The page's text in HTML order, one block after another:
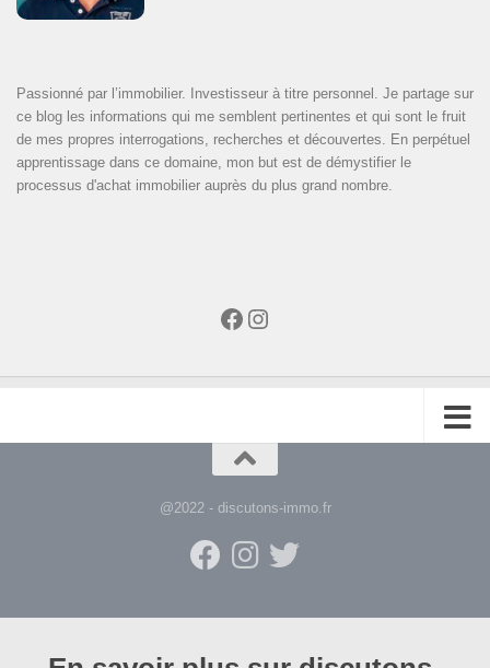
Passionné par l’immobilier. Investisseur à titre personnel. Je partage sur
ce blog les informations qui me semblent pertinentes et qui sont le fruit
de mes propres interrogations, recherches et découvertes. En perpétuel
apprentissage dans ce domaine, mon but est de démystifier le
processus d'achat immobilier auprès du plus grand nombre.
Facebook
Instagram
@2022 - discutons-immo.fr